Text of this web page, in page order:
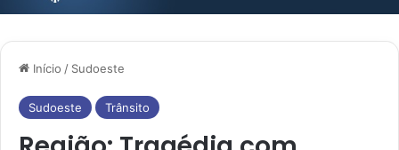
Início / Sudoeste
Sudoeste Trânsito